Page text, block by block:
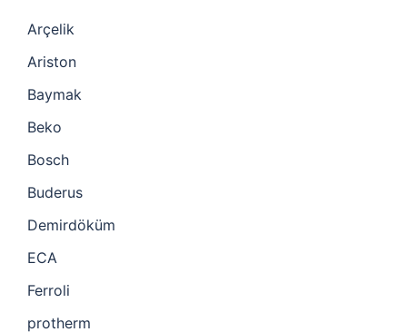
Arçelik
Ariston
Baymak
Beko
Bosch
Buderus
Demirdöküm
ECA
Ferroli
protherm